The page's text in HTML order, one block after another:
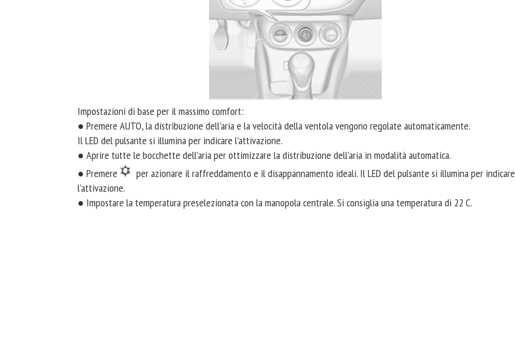
Impostazioni di base per il massimo comfort:
● Premere AUTO, la distribuzione dell'aria e la velocità della ventola vengono regolate automaticamente.
Il LED del pulsante si illumina per indicare l'attivazione.
● Aprire tutte le bocchette dell'aria per ottimizzare la distribuzione dell'aria in modalità automatica.
● Premere
per azionare il raffreddamento e il disappannamento ideali. Il LED del pulsante si illumina per indicare
l'attivazione.
● Impostare la temperatura preselezionata con la manopola centrale. Si consiglia una temperatura di 22 C.